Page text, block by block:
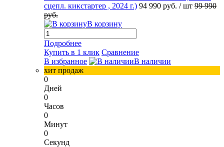
сцепл. кикстартер , 2024 г.) 94 990 руб. / шт 99 990
руб.
В корзину
Подробнее
Купить в 1 клик Сравнение
В избранное
В наличии
хит продаж
0
Дней
0
Часов
0
Минут
0
Секунд